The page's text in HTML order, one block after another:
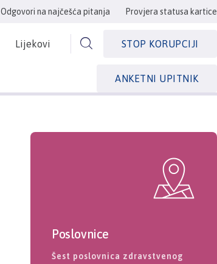
Odgovori na najčešća pitanja Provjera statusa kartice
Lijekovi STOP KORUPCIJI
ANKETNI UPITNIK
Poslovnice
Šest poslovnica zdravstvenog